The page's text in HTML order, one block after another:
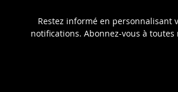
Restez informé en personnalisant
notifications. Abonnez-vous à toutes